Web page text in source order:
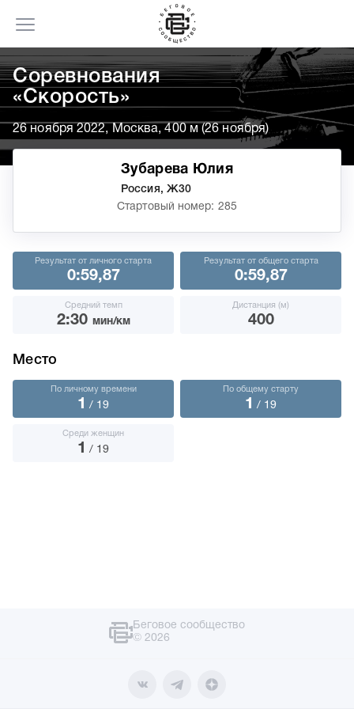
Соревнования
«Скорость»
26 ноября 2022, Москва, 400 м (26 ноября)
Зубарева Юлия
Россия, Ж30
Стартовый номер: 285
Результат от личного старта
0:59,87
Результат от общего старта
0:59,87
Средний темп
2:30 мин/км
Дистанция (м)
400
Место
По личному времени
1 / 19
По общему старту
1 / 19
Среди женщин
1 / 19
Беговое сообщество
© 2026